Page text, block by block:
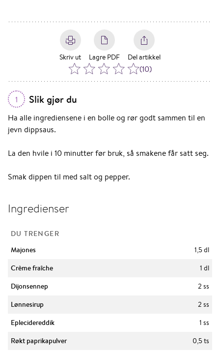
Skriv ut Lagre PDF Del artikkel
(10)
1 Slik gjør du
Ha alle ingrediensene i en bolle og rør godt sammen til en
jevn dippsaus.
La den hvile i 10 minutter før bruk, så smakene får satt seg.
Smak dippen til med salt og pepper.
Ingredienser
DU TRENGER
Majones
1,5 dl
Crème fraîche
1 dl
Dijonsennep
2 ss
Lønnesirup
2 ss
Eplecidereddik
1 ss
Røkt paprikapulver
0,5 ts